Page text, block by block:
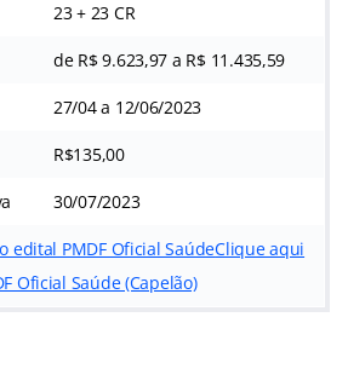
23 + 23 CR
de R$ 9.623,97 a R$ 11.435,59
27/04 a 12/06/2023
R$135,00
30/07/2023
edital PMDF Oficial SaúdeClique aqui
Oficial Saúde (Capelão)